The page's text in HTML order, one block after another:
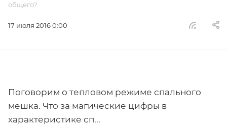
общего?
17 июля 2016 0:00
Поговорим о тепловом режиме спального
мешка. Что за магические цифры в
характеристике сп...